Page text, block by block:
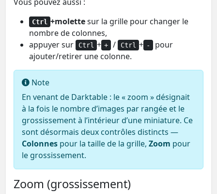
Ctrl +molettesur la grille pour changer le
nombre de colonnes,
appuyer sur
Ctrl + + / Ctrl + -
pour
ajouter/retirer une colonne.
Note
En venant de Darktable : le « zoom » désignait
à la fois le nombre d’images par rangée et le
grossissement à l’intérieur d’une miniature. Ce
sont désormais deux contrôles distincts —
Colonnes pour la taille de la grille, Zoom pour
le grossissement.
Zoom (grossissement)